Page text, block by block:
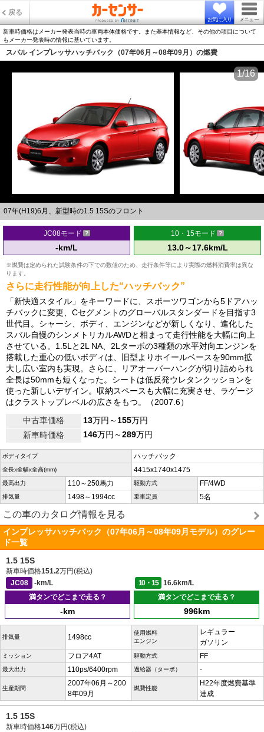
戻る
お気に入り メニュー
新車時価格はメーカー発表当時の車両本体価格です。また基本情報など、その他の項目について
もメーカー発表時の情報に基いています。
スバル インプレッサハッチバック（07年06月～08年09月）の燃費
07年(H19)6月、新型時の1.5 15Sのフロント
1/16
JC08モード
-km/L
10・15モード
13.0～17.6km/L
※燃費は定められた試験条件の下での数値のため、走行条件等により実際の燃料消費率は異な
ります。
さらに走行性能が向上した“ハッチバック”
「新快適スタイル」をキーワードに、スポーツワゴンから5ドアハッ
チバックに変更、Cセグメントのグローバルスタンダードを目指す3
世代目。シャーシ、ボディ、エンジンなどが新しくなり、進化した
スバル自慢のシンメトリカルAWDと相まって走行性能を大幅に向上
させている。1.5Lと2L NA、2Lターボの3種類の水平対向エンジンを
搭載した重心の低いボディは、旧型よりホイールベースを90mm拡
大し広い室内も実現。さらに、リアオーバーハングが切り詰められ
全長は50mmも短くなった。シートは低反発ウレタンクッションを
使った新しいデザイン。収納スペースも大幅に充実させ、ラゲージ
はクラストップレベルの広さをもつ。（2007.6）
中古車価格
13万円～155万円
新車時価格
146万円～289万円
ボディタイプ ハッチバック
全長x全幅x全高(mm) 4415x1740x1475
最高出力 110～250馬力 駆動方式 FF/4WD
排気量 1498～1994cc 乗車定員 5名
この車のカタログ情報を見る
インプレッサハッチバック（07年06月～08年09月モデル）のグレー
ド一覧
1.5 15S
新車時価格151.2万円(税込)
JC08
-km/L 10・15
16.6km/L
満タンでどこまで走る？
-km
満タンでどこまで走る？
996km
排気量 1498cc
使用燃料
エンジン
レギュラー
ガソリン
ミッション フロア4AT 駆動方式 FF
最大出力 110ps/6400rpm 過給器（ターボ） -
生産期間
2007年06月～200
8年09月
燃費性能
H22年度燃費基準
達成
1.5 15S
新車時価格146万円(税込)